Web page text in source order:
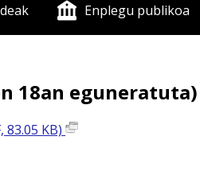
Enplegu publikoa
18an eguneratuta)
KB)